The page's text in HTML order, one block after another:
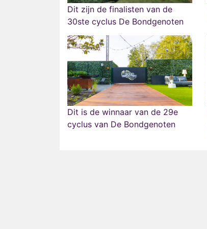
Dit zijn de finalisten van de
30ste cyclus De Bondgenoten
Dit is de winnaar van de 29e
cyclus van De Bondgenoten